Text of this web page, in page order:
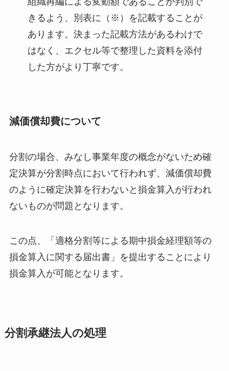
きるよう、別表に（※）を記載することが
あります。決まった記載方法があるわけで
はなく、エクセル等で整理した資料を添付
した方がより丁寧です。
減価償却費について
分割の場合、みなし事業年度の概念がないため確
定決算が分割時点において行われず、減価償却費
のように確定決算を行わないと損金算入が行われ
ないものが問題となります。
この点、「適格分割等による期中損金経理額等の
損金算入に関する届出書」を提出することにより
損金算入が可能となります。
分割承継法人の処理